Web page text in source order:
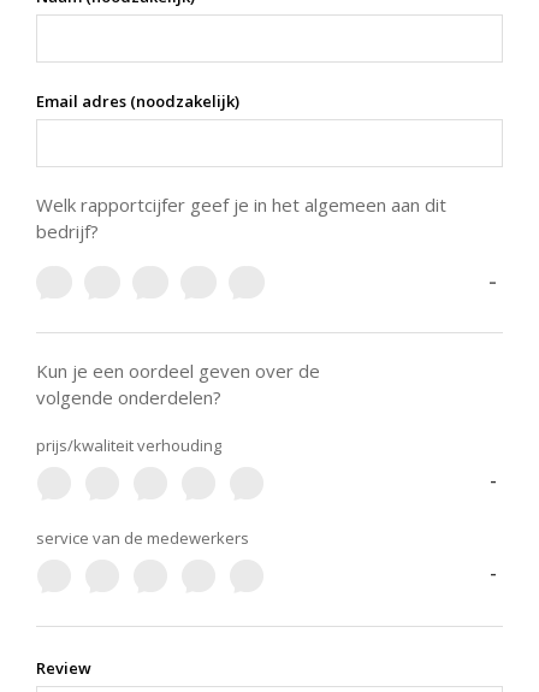
Email adres (noodzakelijk)
Welk rapportcijfer geef je in het algemeen aan dit
bedrijf?
-
Kun je een oordeel geven over de
volgende onderdelen?
prijs/kwaliteit verhouding
-
service van de medewerkers
-
Review